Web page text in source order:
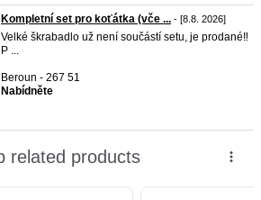
Kompletní set pro koťátka (vče ... - [8.8. 2026]
Velké škrabadlo už není součástí setu, je prodané‼️
P ...
Beroun - 267 51
Nabídněte